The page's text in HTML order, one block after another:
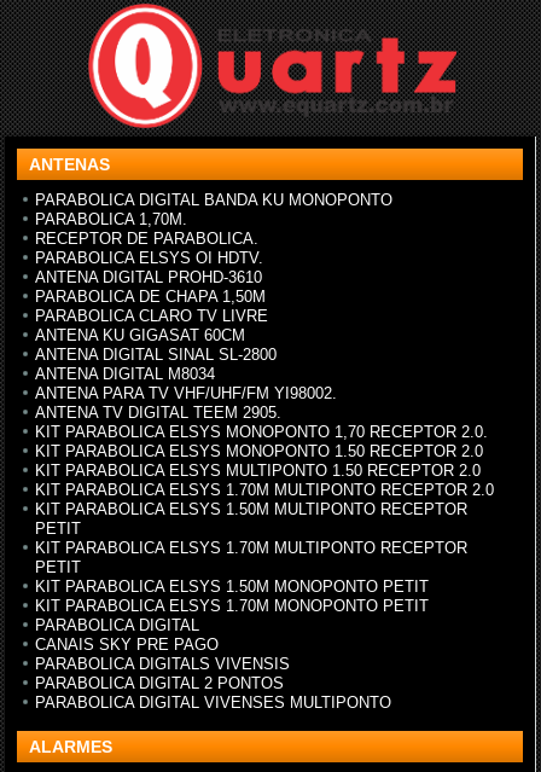
ANTENAS
PARABOLICA DIGITAL BANDA KU MONOPONTO
PARABOLICA 1,70M.
RECEPTOR DE PARABOLICA.
PARABOLICA ELSYS OI HDTV.
ANTENA DIGITAL PROHD-3610
PARABOLICA DE CHAPA 1,50M
PARABOLICA CLARO TV LIVRE
ANTENA KU GIGASAT 60CM
ANTENA DIGITAL SINAL SL-2800
ANTENA DIGITAL M8034
ANTENA PARA TV VHF/UHF/FM YI98002.
ANTENA TV DIGITAL TEEM 2905.
KIT PARABOLICA ELSYS MONOPONTO 1,70 RECEPTOR 2.0.
KIT PARABOLICA ELSYS MONOPONTO 1.50 RECEPTOR 2.0
KIT PARABOLICA ELSYS MULTIPONTO 1.50 RECEPTOR 2.0
KIT PARABOLICA ELSYS 1.70M MULTIPONTO RECEPTOR 2.0
KIT PARABOLICA ELSYS 1.50M MULTIPONTO RECEPTOR
PETIT
KIT PARABOLICA ELSYS 1.70M MULTIPONTO RECEPTOR
PETIT
KIT PARABOLICA ELSYS 1.50M MONOPONTO PETIT
KIT PARABOLICA ELSYS 1.70M MONOPONTO PETIT
PARABOLICA DIGITAL
CANAIS SKY PRE PAGO
PARABOLICA DIGITALS VIVENSIS
PARABOLICA DIGITAL 2 PONTOS
PARABOLICA DIGITAL VIVENSES MULTIPONTO
ALARMES